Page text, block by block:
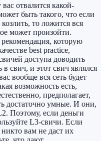
отвалится какой-
быть такого, что если
то ложится вся
может произойти.
которую
best practice,
доступа доводить
свич, и этот свич являлся
вообще вся сеть будет
возможность есть,
предполагает,
достаточно умные. И они,
Поэтому, если деньги
L3-свичи. Если
вам не даст их